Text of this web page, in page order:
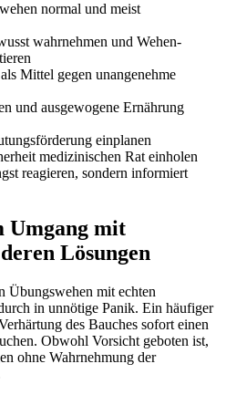
normal und meist
wahrnehmen und Wehen-
Mittel gegen unangenehme
und ausgewogene Ernährung
einplanen
medizinischen Rat einholen
reagieren, sondern informiert
Umgang mit
Lösungen
Übungswehen mit echten
in unnötige Panik. Ein häufiger
des Bauches sofort einen
Obwohl Vorsicht geboten ist,
ohne Wahrnehmung der